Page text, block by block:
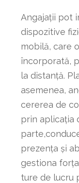
Angajații pot
dispozitive
mobilă, care
încorporată,
la distanță.
asemenea,
cererea de
prin aplicația
prezența și
gestiona
ture de lucru